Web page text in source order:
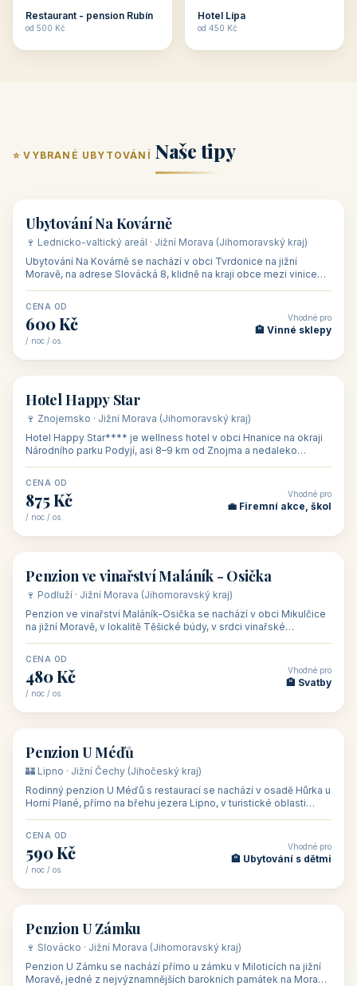
Restaurant - pension Rubín
od 500 Kč
Hotel Lípa
od 450 Kč
⭐ VYBRANÉ UBYTOVÁNÍ Naše tipy
🏡 penzion
Ubytování Na Kovárně
🍷 Lednicko-valtický areál · Jižní Morava (Jihomoravský kraj)
Ubytování Na Kovárně se nachází v obci Tvrdonice na jižní
Moravě, na adrese Slovácká 8, klidně na kraji obce mezi vinicemi,
CENA OD
600 Kč
/ noc / os.
Vhodné pro
🏨 Vinné sklepy
🏨 hotel
Hotel Happy Star
🍷 Znojemsko · Jižní Morava (Jihomoravský kraj)
Hotel Happy Star**** je wellness hotel v obci Hnanice na okraji
Národního parku Podyjí, asi 8–9 km od Znojma a nedaleko
CENA OD
875 Kč
/ noc / os.
Vhodné pro
💼 Firemní akce, škol
🏡 penzion
Penzion ve vinařství Maláník - Osička
🍷 Podluží · Jižní Morava (Jihomoravský kraj)
Penzion ve vinařství Maláník-Osička se nachází v obci Mikulčice
na jižní Moravě, v lokalitě Těšické búdy, v srdci vinařské
CENA OD
480 Kč
/ noc / os.
Vhodné pro
🏨 Svatby
🏡 penzion
Penzion U Méďů
🏰 Lipno · Jižní Čechy (Jihočeský kraj)
Rodinný penzion U Méďů s restaurací se nachází v osadě Hůrka u
Horní Plané, přímo na břehu jezera Lipno, v turistické oblasti
CENA OD
590 Kč
/ noc / os.
Vhodné pro
🏨 Ubytování s dětmi
🏡 penzion
Penzion U Zámku
🍷 Slovácko · Jižní Morava (Jihomoravský kraj)
Penzion U Zámku se nachází přímo u zámku v Miloticích na jižní
Moravě, jedné z nejvýznamnějších barokních památek na Moravě,